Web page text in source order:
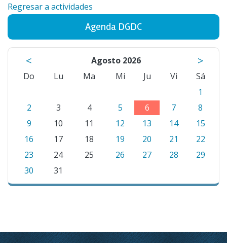
Regresar a actividades
Agenda DGDC
< Agosto 2026 >
Do Lu Ma Mi Ju Vi
Sá
1
2
3 4 5 6 7
8
9
10 11 12 13 14
15
16
17 18 19 20 21
22
23
24 25 26 27 28
29
30
31